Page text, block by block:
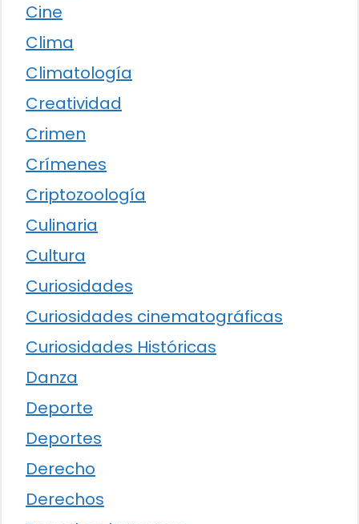
Cine
Clima
Climatología
Creatividad
Crimen
Crímenes
Criptozoología
Culinaria
Cultura
Curiosidades
Curiosidades cinematográficas
Curiosidades Históricas
Danza
Deporte
Deportes
Derecho
Derechos